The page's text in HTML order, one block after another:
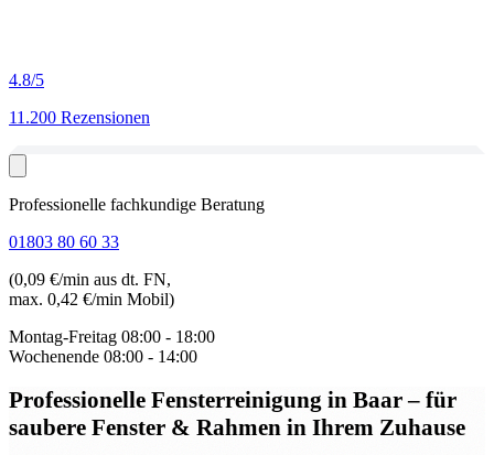
4.8/5
11.200 Rezensionen
Professionelle fachkundige Beratung
01803 80 60 33
(0,09 €/min aus dt. FN,
max. 0,42 €/min Mobil)
Montag-Freitag 08:00 - 18:00
Wochenende 08:00 - 14:00
Professionelle Fensterreinigung in Baar– für
saubere Fenster & Rahmen in Ihrem Zuhause